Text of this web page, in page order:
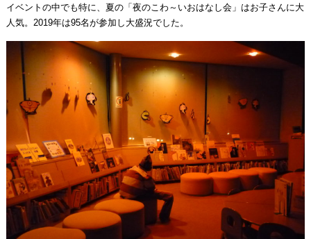
イベントの中でも特に、夏の「夜のこわ～いおはなし会」はお子さんに大
人気。2019年は95名が参加し大盛況でした。